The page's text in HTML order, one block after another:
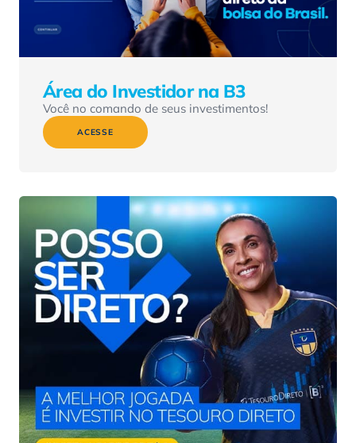
Área do Investidor na B3
Você no comando de seus investimentos!
ACESSE